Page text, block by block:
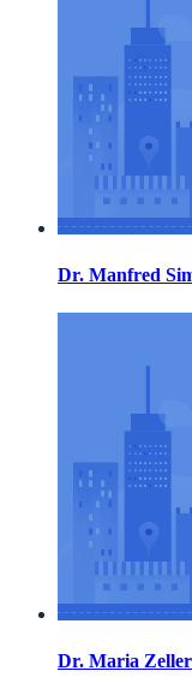
Dr. Manfred
Dr. Maria Zeller